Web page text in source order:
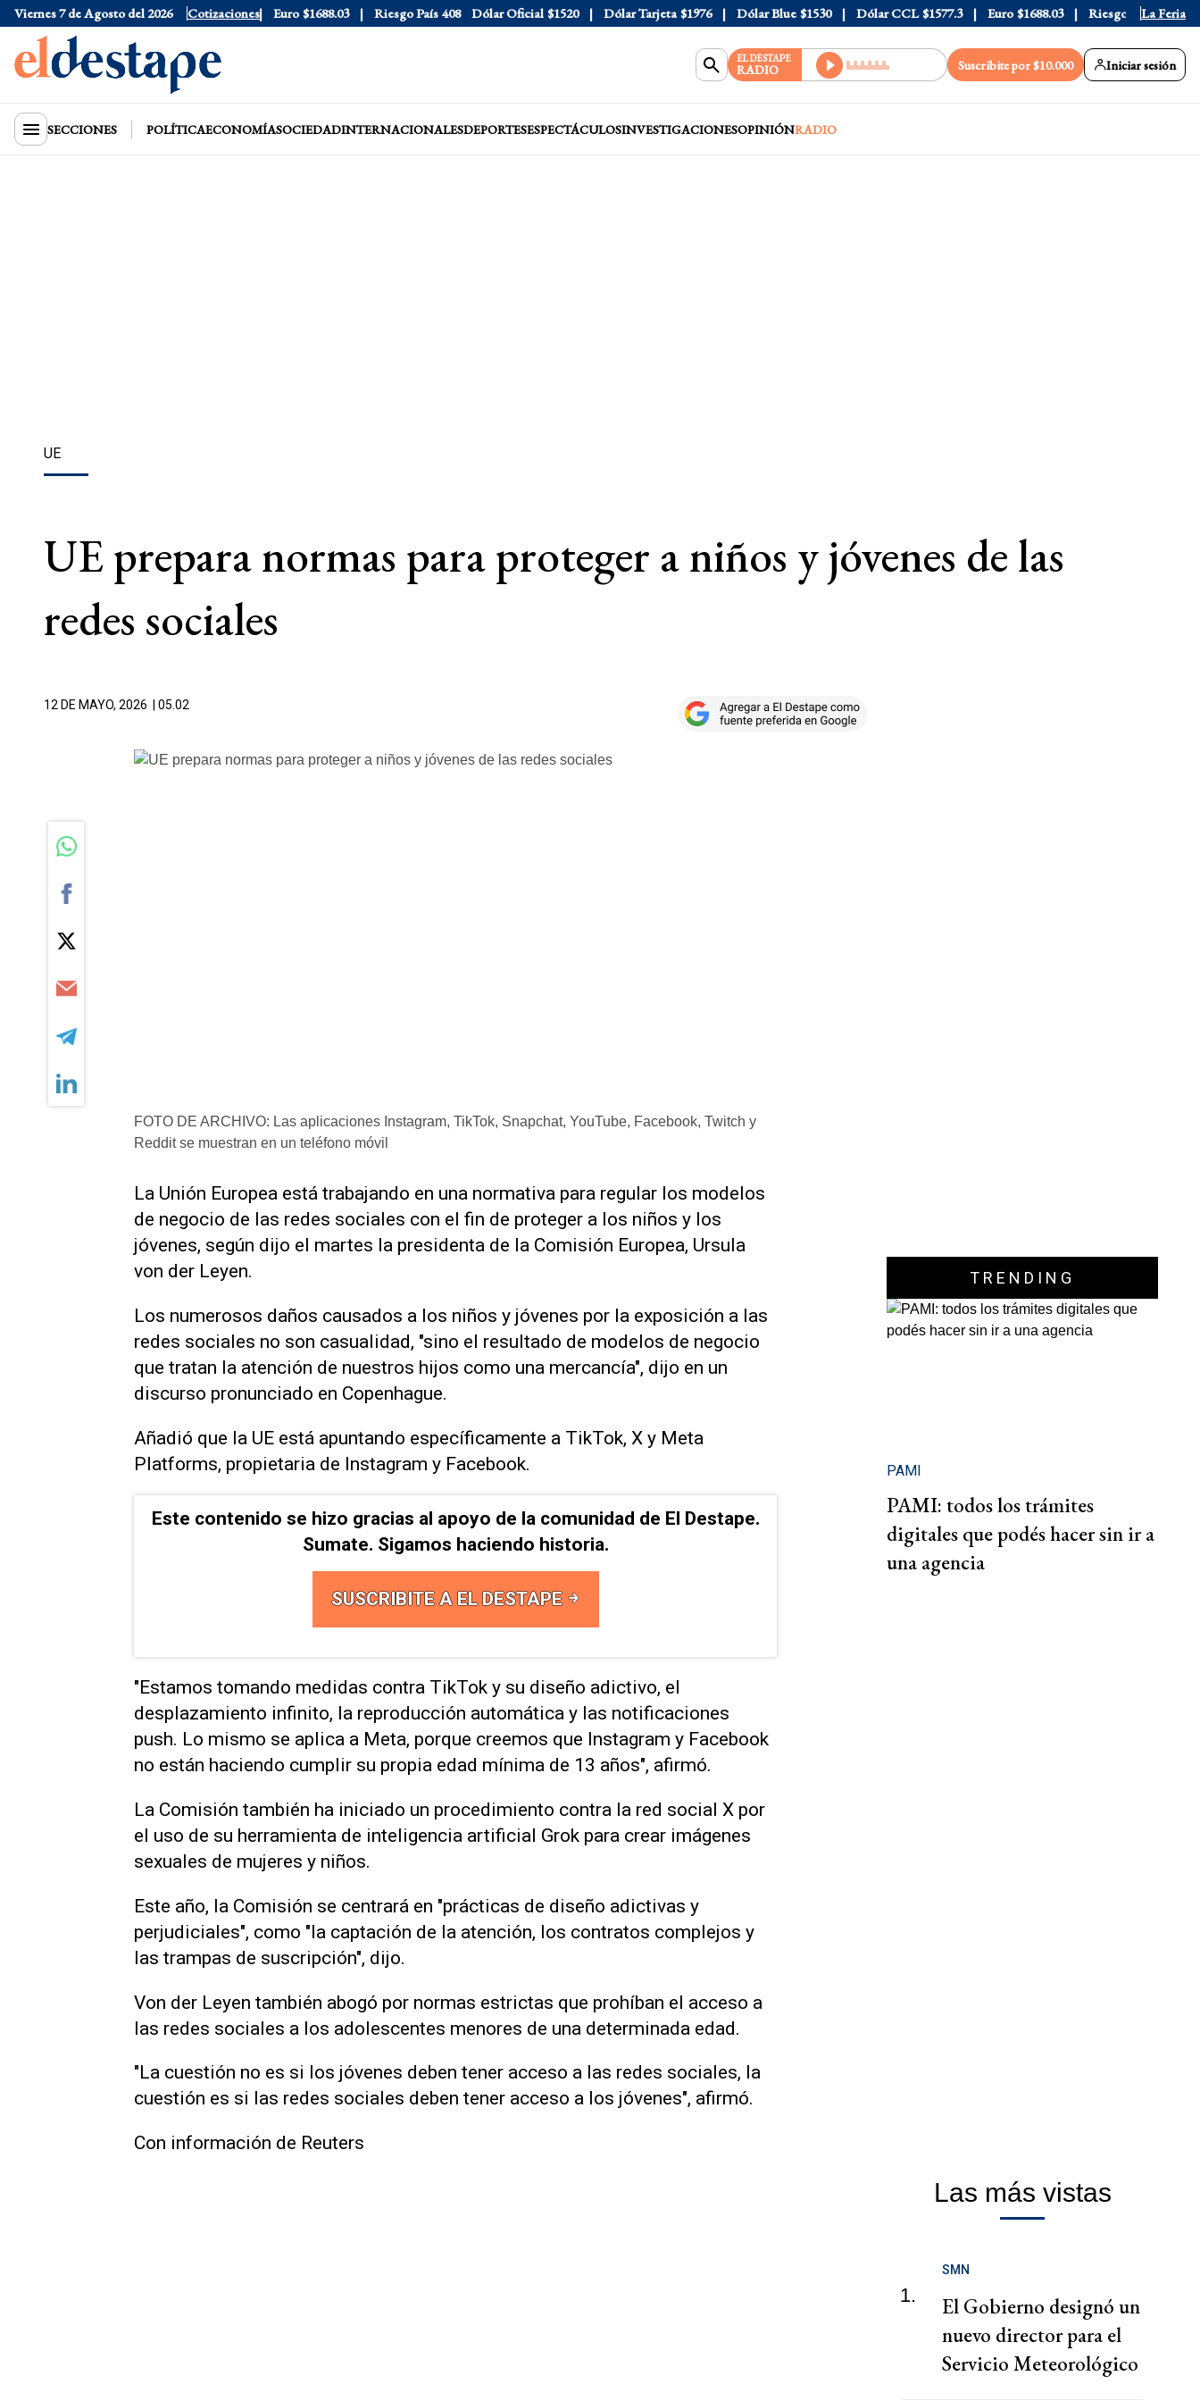
Viernes 7 de Agosto del 2026 Cotizaciones
Dólar Blue $1530 Dólar CCL $1577.3 Euro $1688.03 Riesgo País 408 Dólar Oficial $1520 Dólar Tarjeta $1976 Dólar Blue $1530 Dólar CCL $1577.3 Euro $1688.03 Riesgo País 408
La Feria
EL DESTAPE
RADIO Suscribite por $10.000 Iniciar sesión
SECCIONES POLÍTICAECONOMÍASOCIEDADINTERNACIONALESDEPORTESESPECTÁCULOSINVESTIGACIONESOPINIÓNRADIO
UE
UE prepara normas para proteger a niños y jóvenes de las
redes sociales
12 DE MAYO, 2026 | 05.02
FOTO DE ARCHIVO: Las aplicaciones Instagram, TikTok, Snapchat, YouTube, Facebook, Twitch y
Reddit se muestran en un teléfono móvil
​La Unión Europea está trabajando en una normativa para regular los modelos
‌de negocio de ‌las redes sociales con el fin de proteger a los niños y los
jóvenes, según dijo el martes la presidenta de la Comisión Europea, Ursula
von der Leyen.
Los numerosos daños causados a los ​niños y jóvenes ⁠por la exposición a las
redes ‌sociales no son casualidad, "sino el resultado ⁠de modelos de negocio
⁠que tratan la atención de nuestros hijos como una mercancía", dijo en un
discurso ⁠pronunciado en Copenhague.
Añadió que la UE ​está apuntando específicamente a TikTok, ‌X y Meta
Platforms, ‌propietaria de Instagram y Facebook.
Este contenido se hizo gracias al apoyo de la comunidad de El Destape.
Sumate. Sigamos haciendo historia.
SUSCRIBITE A EL DESTAPE
"Estamos tomando medidas ⁠contra TikTok y su diseño adictivo, el
desplazamiento infinito, la reproducción automática y las notificaciones
push. Lo mismo se ​aplica ‌a Meta, porque creemos que Instagram y Facebook
no están haciendo cumplir su propia edad mínima de 13 años", afirmó.
La Comisión también ha iniciado ⁠un procedimiento contra la red social X por
el uso de su herramienta de inteligencia artificial Grok para crear imágenes
sexuales de mujeres y niños.
Este año, la Comisión se centrará en "prácticas de diseño adictivas y
perjudiciales", ‌como "la captación de la atención, los contratos complejos y
las trampas de suscripción", dijo.
Von der Leyen también abogó por normas estrictas que prohíban el acceso a
las redes sociales ‌a los adolescentes menores de una determinada edad.
"La cuestión no es si los jóvenes deben ‌tener acceso ⁠a las redes sociales, la
cuestión es si las redes sociales ​deben tener acceso a los jóvenes", afirmó.
Con información de Reuters
TRENDING
PAMI
PAMI: todos los trámites
digitales que podés hacer sin ir a
una agencia
Las más vistas
1.
SMN
El Gobierno designó un
nuevo director para el
Servicio Meteorológico